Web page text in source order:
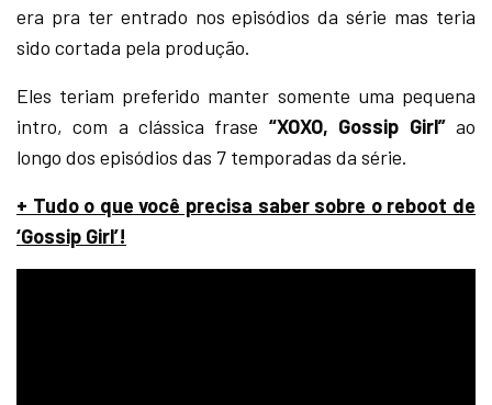
era pra ter entrado nos episódios da série mas teria
sido cortada pela produção.
Eles teriam preferido manter somente uma pequena
intro, com a clássica frase “XOXO, Gossip Girl”ao
longo dos episódios das 7 temporadas da série.
+ Tudo o que você precisa saber sobre o reboot de
‘Gossip Girl’!